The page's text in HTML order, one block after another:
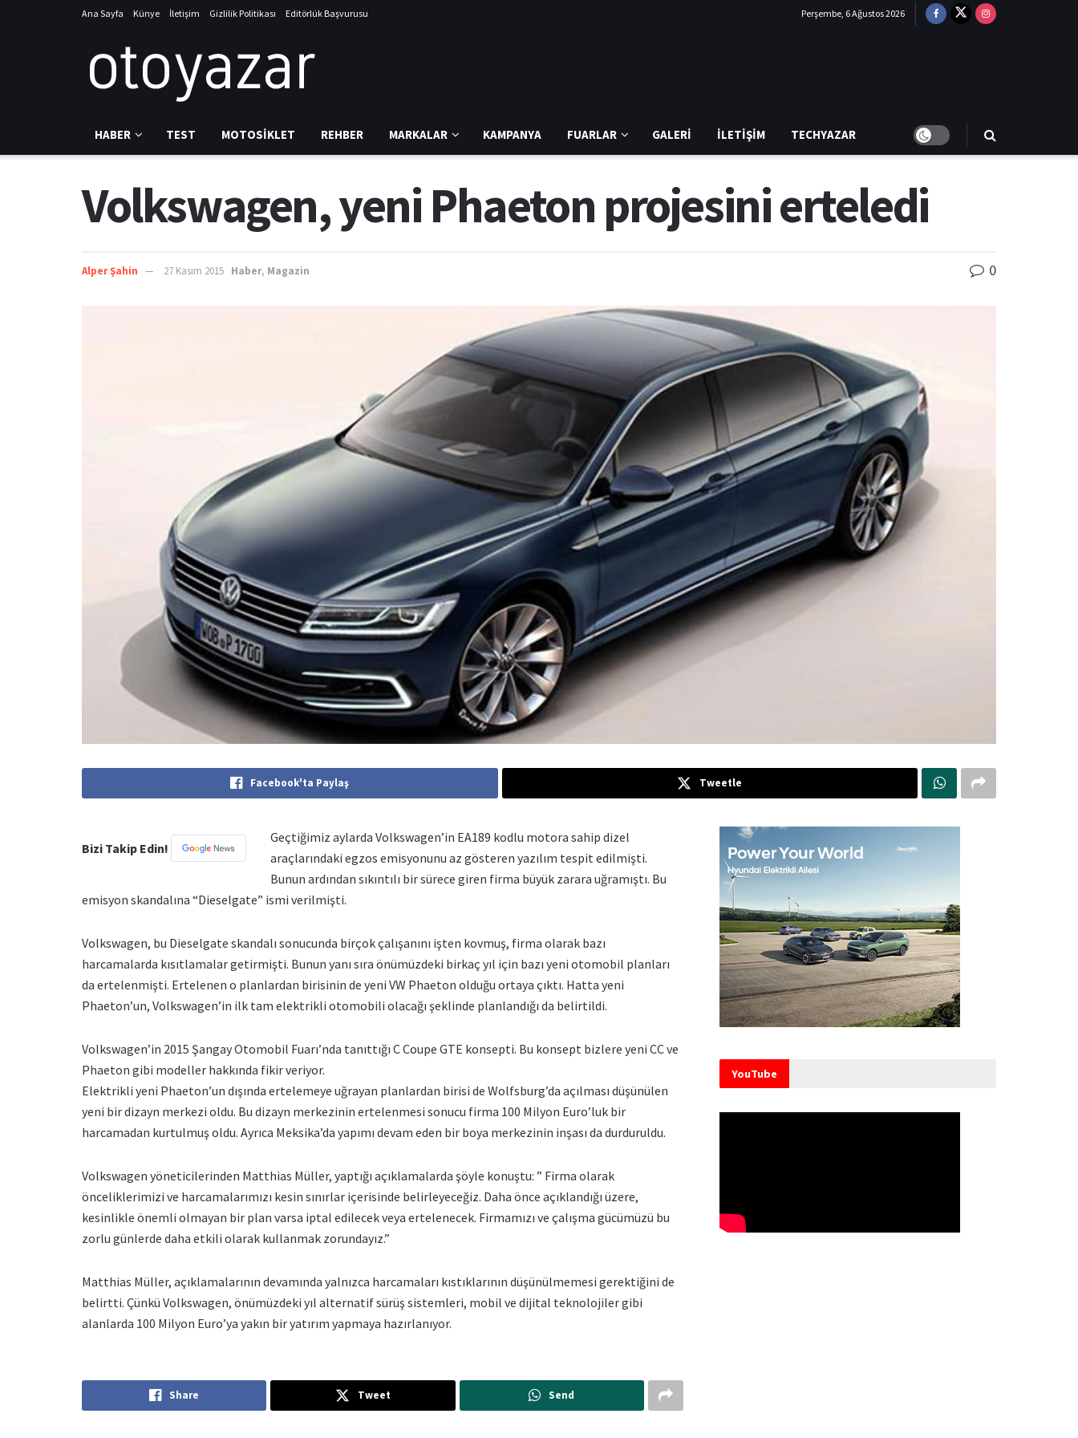
Ana Sayfa Künye İletişim Gizlilik Politikası Editörlük Başvurusu Perşembe, 6 Ağustos 2026
HABER TEST MOTOSIKLET REHBER MARKALAR KAMPANYA FUARLAR GALERI İLETIŞIM TECHYAZAR
Volkswagen, yeni Phaeton projesini erteledi
Alper Şahin 27 Kasım 2015 Haber, Magazin 0
Facebook'ta Paylaş Tweetle
Bizi Takip Edin!
Geçtiğimiz aylarda Volkswagen’in EA189 kodlu motora sahip dizel
araçlarındaki egzos emisyonunu az gösteren yazılım tespit edilmişti.
Bunun ardından sıkıntılı bir sürece giren firma büyük zarara uğramıştı. Bu
emisyon skandalına “Dieselgate” ismi verilmişti.
Volkswagen, bu Dieselgate skandalı sonucunda birçok çalışanını işten kovmuş, firma olarak bazı
harcamalarda kısıtlamalar getirmişti. Bunun yanı sıra önümüzdeki birkaç yıl için bazı yeni otomobil planları
da ertelenmişti. Ertelenen o planlardan birisinin de yeni VW Phaeton olduğu ortaya çıktı. Hatta yeni
Phaeton’un, Volkswagen’in ilk tam elektrikli otomobili olacağı şeklinde planlandığı da belirtildi.
Volkswagen’in 2015 Şangay Otomobil Fuarı’nda tanıttığı C Coupe GTE konsepti. Bu konsept bizlere yeni CC ve
Phaeton gibi modeller hakkında fikir veriyor.
Elektrikli yeni Phaeton’un dışında ertelemeye uğrayan planlardan birisi de Wolfsburg’da açılması düşünülen
yeni bir dizayn merkezi oldu. Bu dizayn merkezinin ertelenmesi sonucu firma 100 Milyon Euro’luk bir
harcamadan kurtulmuş oldu. Ayrıca Meksika’da yapımı devam eden bir boya merkezinin inşası da durduruldu.
Volkswagen yöneticilerinden Matthias Müller, yaptığı açıklamalarda şöyle konuştu: ” Firma olarak
önceliklerimizi ve harcamalarımızı kesin sınırlar içerisinde belirleyeceğiz. Daha önce açıklandığı üzere,
kesinlikle önemli olmayan bir plan varsa iptal edilecek veya ertelenecek. Firmamızı ve çalışma gücümüzü bu
zorlu günlerde daha etkili olarak kullanmak zorundayız.”
Matthias Müller, açıklamalarının devamında yalnızca harcamaları kıstıklarının düşünülmemesi gerektiğini de
belirtti. Çünkü Volkswagen, önümüzdeki yıl alternatif sürüş sistemleri, mobil ve dijital teknolojiler gibi
alanlarda 100 Milyon Euro’ya yakın bir yatırım yapmaya hazırlanıyor.
Share Tweet Send
YouTube